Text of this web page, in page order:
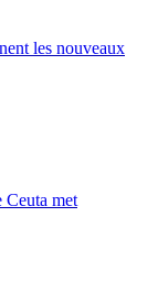
les nouveaux
Ceuta met